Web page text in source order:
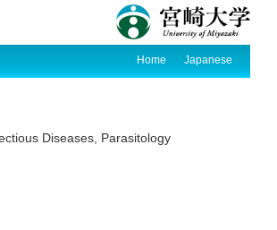
Home Japanese
Diseases, Parasitology